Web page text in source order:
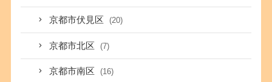
京都市伏見区 (20)
京都市北区 (7)
京都市南区 (16)